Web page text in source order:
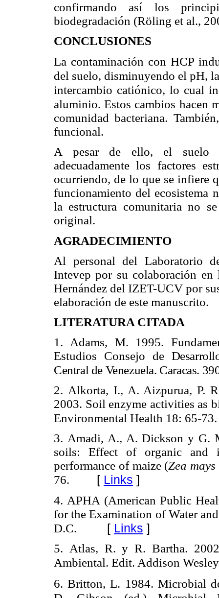
confirmando así los
biodegradación (Röling et al.,
CONCLUSIONES
La contaminación con HCP
del suelo, disminuyendo el pH,
intercambio catiónico, lo cual
aluminio. Estos cambios hacen
comunidad bacteriana.
funcional.
A pesar de ello, el suelo
adecuadamente los factores
ocurriendo, de lo que se infiere
funcionamiento del ecosistema
la estructura comunitaria no
original.
AGRADECIMIENTO
Al personal del Laboratorio
Intevep por su colaboración
Hernández del IZET-UCV por
elaboración de este manuscrito.
LITERATURA CITADA
1.
Adams, M. 1995.
Estudios Consejo de
Central de Venezuela. Caracas.
2. Alkorta, I., A. Aizpurua, P.
2003. Soil enzyme activities as
Environmental Health 18: 65-73.
3. Amadi, A., A. Dickson y G.
soils: Effect of organic and
performance of maize (Zea mays
76. [ Links ]
4. APHA (American Public
for the Examination of Water
D.C.
[ Links ]
5. Atlas, R. y R. Bartha.
Ambiental. Edit. Addison
6.Britton, L. 1984. Microbial